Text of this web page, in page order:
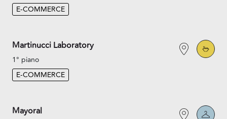
E-COMMERCE
Martinucci Laboratory
1° piano
E-COMMERCE
Mayoral